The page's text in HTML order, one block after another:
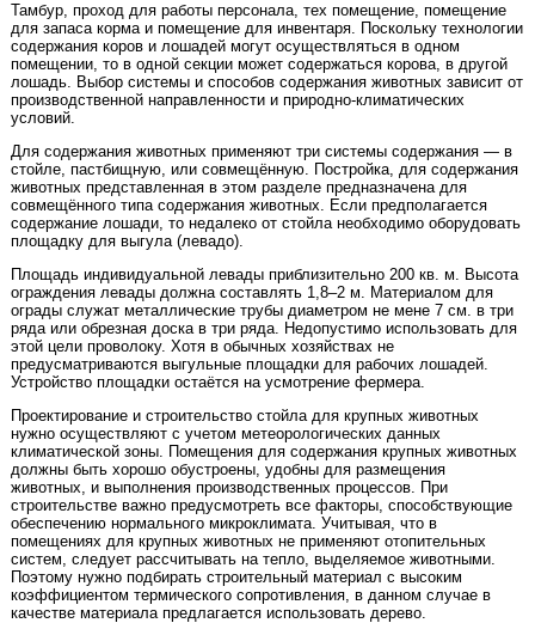
Тамбур, проход для работы персонала, тех помещение, помещение
для запаса корма и помещение для инвентаря. Поскольку технологии
содержания коров и лошадей могут осуществляться в одном
помещении, то в одной секции может содержаться корова, в другой
лошадь. Выбор системы и способов содержания животных зависит от
производственной направленности и природно-климатических
условий.
Для содержания животных применяют три системы содержания — в
стойле, пастбищную, или совмещённую. Постройка, для содержания
животных представленная в этом разделе предназначена для
совмещённого типа содержания животных. Если предполагается
содержание лошади, то недалеко от стойла необходимо оборудовать
площадку для выгула (левадо).
Площадь индивидуальной левады приблизительно 200 кв. м. Высота
ограждения левады должна составлять 1,8–2 м. Материалом для
ограды служат металлические трубы диаметром не мене 7 см. в три
ряда или обрезная доска в три ряда. Недопустимо использовать для
этой цели проволоку. Хотя в обычных хозяйствах не
предусматриваются выгульные площадки для рабочих лошадей.
Устройство площадки остаётся на усмотрение фермера.
Проектирование и строительство стойла для крупных животных
нужно осуществляют с учетом метеорологических данных
климатической зоны. Помещения для содержания крупных животных
должны быть хорошо обустроены, удобны для размещения
животных, и выполнения производственных процессов. При
строительстве важно предусмотреть все факторы, способствующие
обеспечению нормального микроклимата. Учитывая, что в
помещениях для крупных животных не применяют отопительных
систем, следует рассчитывать на тепло, выделяемое животными.
Поэтому нужно подбирать строительный материал с высоким
коэффициентом термического сопротивления, в данном случае в
качестве материала предлагается использовать дерево.